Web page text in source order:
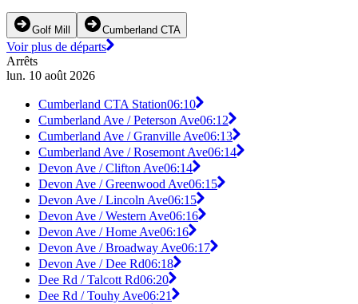
Golf Mill Cumberland CTA
Voir plus de départs
Arrêts
lun. 10 août 2026
Cumberland CTA Station06:10
Cumberland Ave / Peterson Ave06:12
Cumberland Ave / Granville Ave06:13
Cumberland Ave / Rosemont Ave06:14
Devon Ave / Clifton Ave06:14
Devon Ave / Greenwood Ave06:15
Devon Ave / Lincoln Ave06:15
Devon Ave / Western Ave06:16
Devon Ave / Home Ave06:16
Devon Ave / Broadway Ave06:17
Devon Ave / Dee Rd06:18
Dee Rd / Talcott Rd06:20
Dee Rd / Touhy Ave06:21